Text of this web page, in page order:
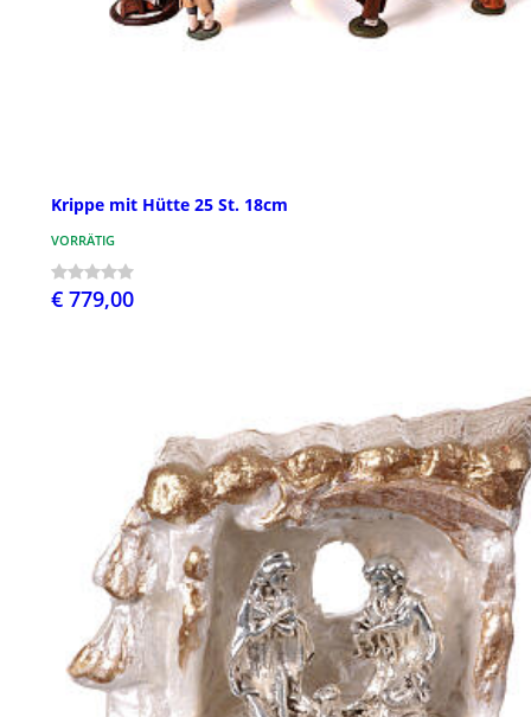
Krippe mit Hütte 25 St. 18cm
VORRÄTIG
€ 779,00